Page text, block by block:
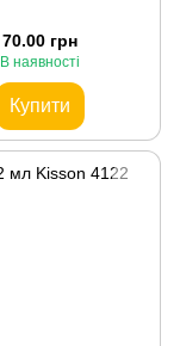
70.00 грн
В наявності
Купити